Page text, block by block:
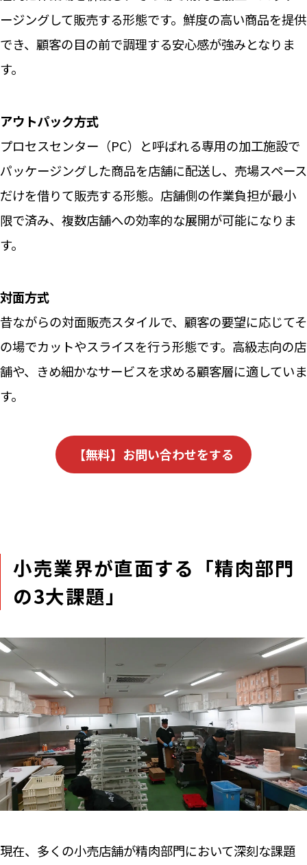
ージングして販売する形態です。鮮度の高い商品を提供
でき、顧客の目の前で調理する安心感が強みとなりま
す。
アウトパック方式
プロセスセンター（PC）と呼ばれる専用の加工施設で
パッケージングした商品を店舗に配送し、売場スペース
だけを借りて販売する形態。店舗側の作業負担が最小
限で済み、複数店舗への効率的な展開が可能になりま
す。
対面方式
昔ながらの対面販売スタイルで、顧客の要望に応じてそ
の場でカットやスライスを行う形態です。高級志向の店
舗や、きめ細かなサービスを求める顧客層に適していま
す。
【無料】お問い合わせをする
小売業界が直面する「精肉部門
の3大課題」
現在、多くの小売店舗が精肉部門において深刻な課題